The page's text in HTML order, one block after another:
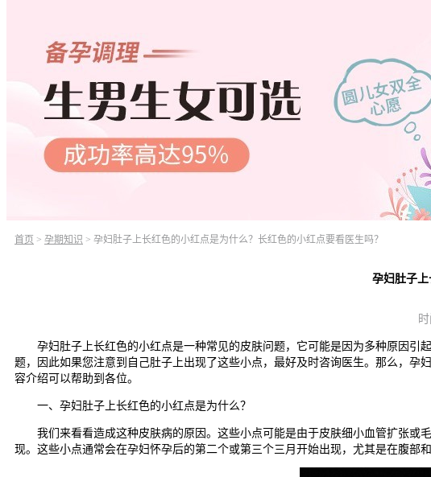
首页 > 孕期知识 > 孕妇肚子上长红色的小红点是为什么？长红色的小红点要看医生吗？
孕妇肚子上
孕妇肚子上长红色的小红点是一种常见的皮肤问题，它可能是因为多种原因引
题，因此如果您注意到自己肚子上出现了这些小点，最好及时咨询医生。那么，
容介绍可以帮助到各位。
一、孕妇肚子上长红色的小红点是为什么？
我们来看看造成这种皮肤病的原因。这些小点可能是由于皮肤细小血管扩张或
现。这些小点通常会在孕妇怀孕后的第二个或第三个三月开始出现，尤其是在腹部和